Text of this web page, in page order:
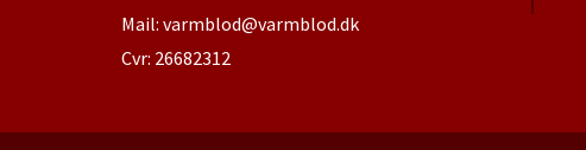
Mail: varmblod@varmblod.dk
Cvr: 26682312